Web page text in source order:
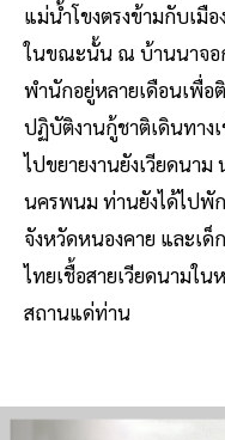
แม่น้ำโขงตรงข้ามกับเมื
ในขณะนั้น ณ บ้านนาจอ
พำนักอยู่หลายเดือนเพื่อ
ปฏิบัติงานกู้ชาติเดินทาง
ไปขยายงานยังเวียดนา
นครพนม ท่านยังได้ไปพั
จังหวัดหนองคาย และเ
ไทยเชื้อสายเวียดนามใ
สถานแด่ท่าน